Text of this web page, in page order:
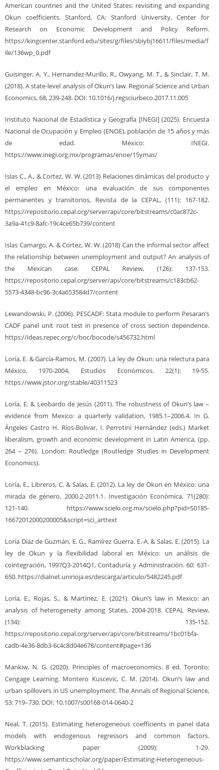
American countries and the United States: revisiting and expanding
Okun coefficients. Stanford, CA: Stanford University, Center for
Research on Economic Development and Policy Reform.
https://kingcenter.stanford.edu/sites/g/files/sbiybj16611/files/media/f
ile/136wp_0.pdf
Guisinger, A. Y., Hernandez-Murillo, R., Owyang, M. T., & Sinclair, T. M.
(2018). A state-level analysis of Okun’s law. Regional Science and Urban
Economics, 68, 239-248. DOI: 10.1016/j.regsciurbeco.2017.11.005
Instituto Nacional de Estadística y Geografía [INEGI] (2025). Encuesta
Nacional de Ocupación y Empleo (ENOE), población de 15 años y más
de edad. México: INEGI.
https://www.inegi.org.mx/programas/enoe/15ymas/
Islas C., A., & Cortez, W. W. (2013) Relaciones dinámicas del producto y
el empleo en México: una evaluación de sus componentes
permanentes y transitorios, Revista de la CEPAL, (111): 167-182.
https://repositorio.cepal.org/server/api/core/bitstreams/c0ac872c-
3a9a-41c9-8afc-19c4ce65b739/content
Islas Camargo, A. & Cortez, W. W. (2018) Can the informal sector affect
the relationship between unemployment and output? An analysis of
the Mexican case. CEPAL Review, (126): 137-153.
https://repositorio.cepal.org/server/api/core/bitstreams/c183cb62-
5573-4348-bc96-3c4a653584d7/content
Lewandowski, P. (2006). PESCADF: Stata module to perform Pesaran’s
CADF panel unit root test in presence of cross section dependence.
https://ideas.repec.org/c/boc/bocode/s456732.html
Loría, E. & García-Ramos, M. (2007). La ley de Okun: una relectura para
México, 1970-2004, Estudios Económicos. 22(1): 19-55.
https://www.jstor.org/stable/40311523
Loría, E. & Leobardo de Jesús (2011). The robustness of Okun’s law –
evidence from Mexico: a quarterly validation, 1985.1–2006.4. In G.
Ángeles Castro H. Ríos-Bolivar, I. Perrotini Hernández (eds.) Market
liberalism, growth and economic development in Latin America, (pp.
264 – 276). London: Routledge (Routledge Studies in Development
Economics).
Loría, E., Libreros, C. & Salas, E. (2012). La ley de Okun en México: una
mirada de género, 2000.2-2011.1. Investigación Económica, 71(280):
121-140. https://www.scielo.org.mx/scielo.php?pid=S0185-
16672012000200005&script=sci_arttext
Loría Díaz de Guzmán, E. G., Ramírez Guerra. E.-A. & Salas, E. (2015). La
ley de Okun y la flexibilidad laboral en México: un análisis de
cointegración, 1997Q3-2014Q1, Contaduría y Administración. 60: 631-
650. https://dialnet.unirioja.es/descarga/articulo/5482245.pdf
Loría, E., Rojas, S., & Martínez, E. (2021). Okun’s law in Mexico: an
analysis of heterogeneity among States, 2004-2018. CEPAL Review,
(134): 135-152.
https://repositorio.cepal.org/server/api/core/bitstreams/1bc01bfa-
cadb-4e36-8db3-6c4c8d04e678/content#page=136
Mankiw, N. G. (2020). Principles of macroeconomics. 8 ed. Toronto:
Cengage Learning. Montero Kuscevic, C. M. (2014). Okun’s law and
urban spillovers in US unemployment. The Annals of Regional Science,
53: 719–730. DOI: 10.1007/s00168-014-0640-2
Neal, T. (2015). Estimating heterogeneous coefficients in panel data
models with endogenous regressors and common factors.
Workblacking paper (2009): 1-29.
https://www.semanticscholar.org/paper/Estimating-Heterogeneous-